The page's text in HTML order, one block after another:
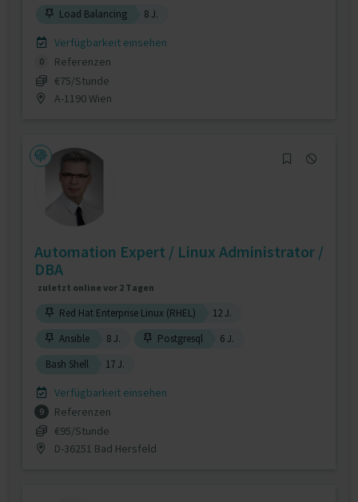
Load Balancing
8 J.
Verfügbarkeit einsehen
0
Referenzen
€75/Stunde
A-1190 Wien
Automation Expert / Linux Administrator /
DBA
zuletzt online vor 2 Tagen
Red Hat Enterprise Linux (RHEL)
12 J.
Ansible
8 J. Postgresql
6 J.
Bash Shell
17 J.
Verfügbarkeit einsehen
9
Referenzen
€95/Stunde
D-36251 Bad Hersfeld